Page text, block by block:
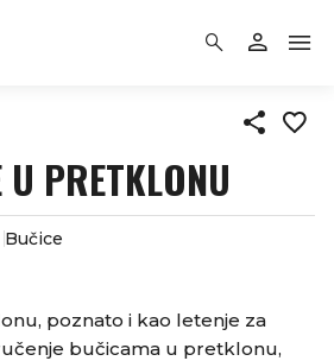
U PRETKLONU
Bučice
poznato i kao letenje za
bučicama u pretklonu,